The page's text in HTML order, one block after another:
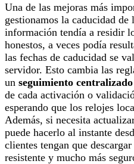
Una de las mejoras más
gestionamos la caducidad de
información tendía a residir
honestos, a veces podía
las fechas de caducidad se
servidor. Esto cambia las
un seguimiento
de cada activación o
esperando que los relojes
Además, si necesita
puede hacerlo al instante
clientes tengan que
resistente y mucho más